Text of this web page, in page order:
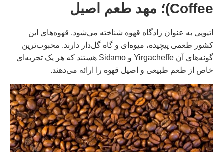
Coffee)؛ مهد طعم اصیل
اتیوپی به عنوان زادگاه قهوه شناخته می‌شود. قهوه‌های این
کشور طعمی پیچیده، میوه‌ای و گاه گل‌دار دارند. محبوب‌ترین
گونه‌های آن Yirgacheffe و Sidamo هستند که هر یک تجربه‌ای
خاص از طعم طبیعی و اصیل قهوه را ارائه می‌دهند.